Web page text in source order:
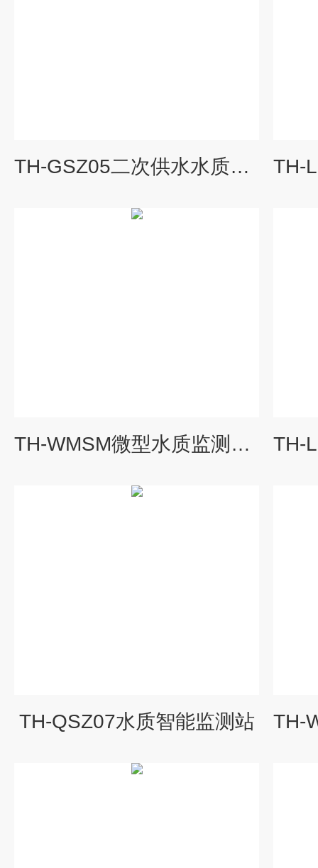
TH-GSZ05二次供水水质监测系统
TH-WMSM微型水质监测站厂家
TH-QSZ07水质智能监测站